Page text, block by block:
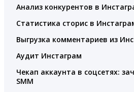
Анализ конкурентов в
Статистика сторис в
Выгрузка комментариев из
Аудит Инстаграм
Чекап аккаунта в соцсетях:
SMM